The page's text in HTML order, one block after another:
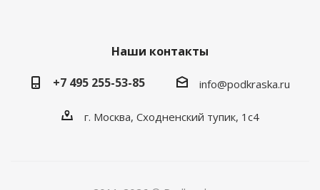
Наши контакты
+7 495 255-53-85
info@podkraska.ru
г. Москва, Сходненский тупик, 1с4